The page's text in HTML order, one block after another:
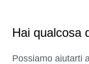
Hai qualcosa
Possiamo aiutarti